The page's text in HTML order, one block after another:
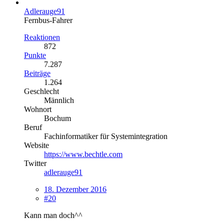
Adlerauge91
Fernbus-Fahrer
Reaktionen
872
Punkte
7.287
Beiträge
1.264
Geschlecht
Männlich
Wohnort
Bochum
Beruf
Fachinformatiker für Systemintegration
Website
https://www.bechtle.com
Twitter
adlerauge91
18. Dezember 2016
#20
Kann man doch^^